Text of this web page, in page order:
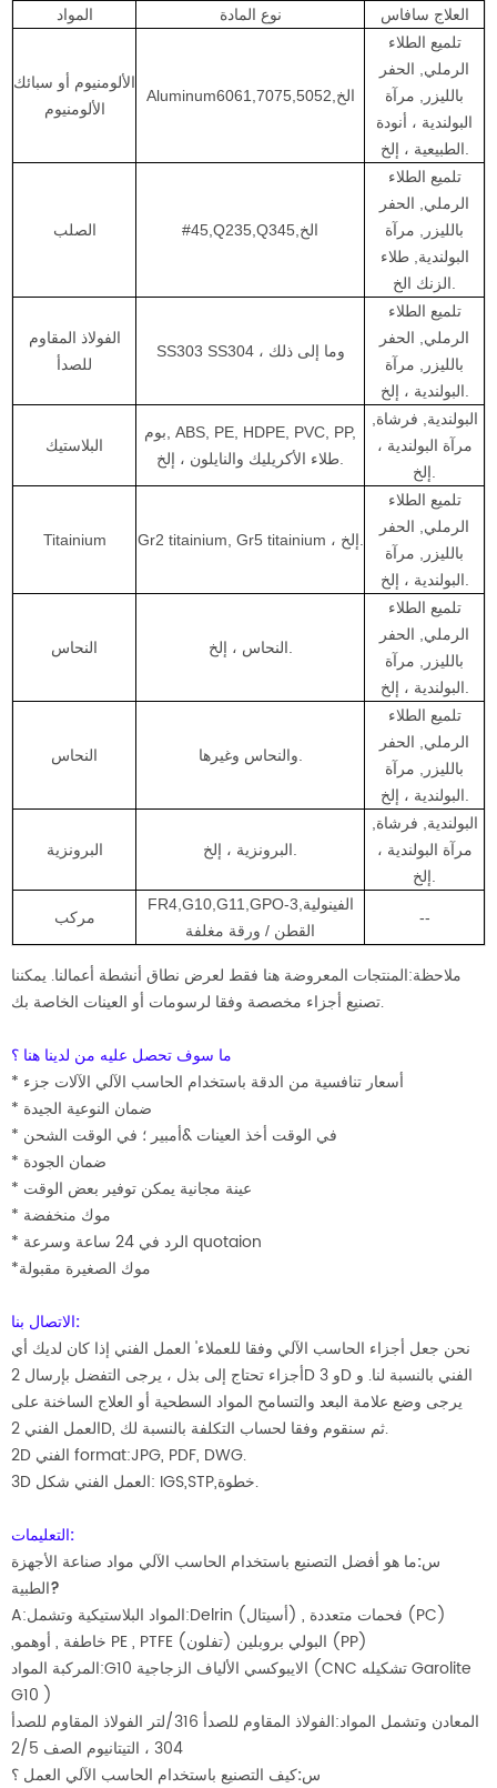
المواد نوع المادة العلاج سافاس
الألومنيوم أو سبائك
الألومنيوم
Aluminum6061,7075,5052,الخ
تلميع الطلاء
الرملي, الحفر
بالليزر, مرآة
البولندية ، أنودة
الصلب #45,Q235,Q345,الخ
تلميع الطلاء
الرملي, الحفر
بالليزر, مرآة
البولندية, طلاء
الفولاذ المقاوم
للصدأ
SS303 SS304 ، وما إلى ذلك
تلميع الطلاء
الرملي, الحفر
بالليزر, مرآة
البلاستيك
بوم, ABS, PE, HDPE, PVC, PP,
البولندية, فرشاة,
مرآة البولندية ،
Titainium
تلميع الطلاء
الرملي, الحفر
بالليزر, مرآة
النحاس
تلميع الطلاء
الرملي, الحفر
بالليزر, مرآة
النحاس
تلميع الطلاء
الرملي, الحفر
بالليزر, مرآة
البرونزية
البولندية, فرشاة,
مرآة البولندية ،
مركب
FR4,G10,G11,GPO-3,الفينولية
القطن / ورقة مغلفة
--
ملاحظة:المنتجات المعروضة هنا فقط لعرض نطاق أنشطة أعمالنا. يمكننا
تصنيع أجزاء مخصصة وفقا لرسومات أو العينات الخاصة بك.
ما سوف تحصل عليه من لدينا هنا ؟
* أسعار تنافسية من الدقة باستخدام الحاسب الآلي الآلات جزء
* ضمان النوعية الجيدة
* في الوقت أخذ العينات &أمبير ؛ في الوقت الشحن
* ضمان الجودة
* عينة مجانية يمكن توفير بعض الوقت
* موك منخفضة
* الرد في 24 ساعة وسرعة quotaion
*موك الصغيرة مقبولة
الاتصال بنا:
نحن جعل أجزاء الحاسب الآلي وفقا للعملاء' العمل الفني إذا كان لديك أي
أجزاء تحتاج إلى بذل ، يرجى التفضل بإرسال 2D و 3D الفني بالنسبة لنا. و
يرجى وضع علامة البعد والتسامح المواد السطحية أو العلاج الساخنة على
العمل الفني 2D, ثم سنقوم وفقا لحساب التكلفة بالنسبة لك.
2D الفني format:JPG, PDF, DWG.
3D العمل الفني شكل: IGS,STP,خطوة.
التعليمات:
س:ما هو أفضل التصنيع باستخدام الحاسب الآلي مواد صناعة الأجهزة
الطبية?
A:المواد البلاستيكية وتشمل:Delrin (أسيتال) , فحمات متعددة (PC)
,خاطفة , أوهمو PE , PTFE (تفلون) البولي بروبلين (PP)
المركبة المواد:G10 الايبوكسي الألياف الزجاجية (CNC تشكيله Garolite
G10 )
المعادن وتشمل المواد:الفولاذ المقاوم للصدأ 316/لتر الفولاذ المقاوم للصدأ
304 ، التيتانيوم الصف 2/5
س:كيف التصنيع باستخدام الحاسب الآلي العمل ؟